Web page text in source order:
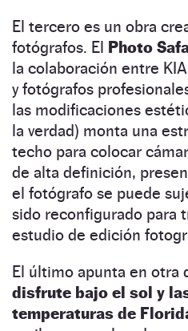
El tercero es un obra
fotógrafos. El Photo
la colaboración entre
y fotógrafos
las modificaciones
la verdad) monta una
techo para colocar
de alta definición,
el fotógrafo se puede
sido reconfigurado para
estudio de edición
El último apunta en otra
disfrute bajo el sol y
temperaturas de